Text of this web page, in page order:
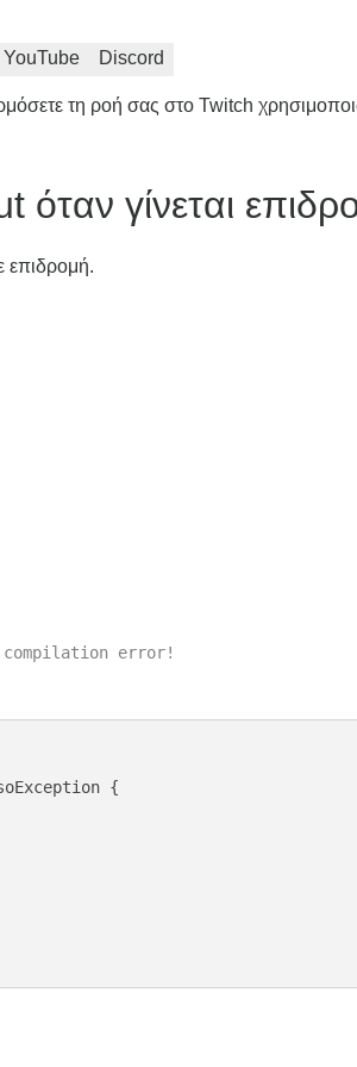
YouTube Discord
τη ροή σας στο Twitch
γίνεται
επιδρομή.
error!
{